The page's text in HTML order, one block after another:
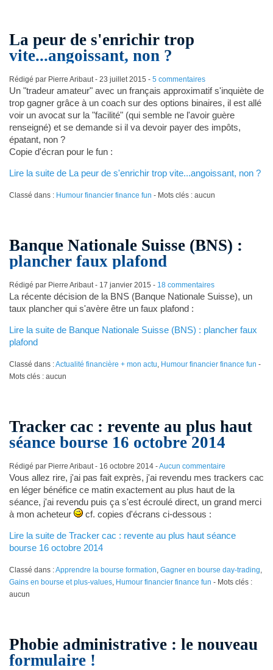
La peur de s'enrichir trop
vite...angoissant, non ?
Rédigé par Pierre Aribaut - 23 juillet 2015 - 5 commentaires
Un "tradeur amateur" avec un français approximatif s'inquiète de
trop gagner grâce à un coach sur des options binaires, il est allé
voir un avocat sur la "facilité" (qui semble ne l'avoir guère
renseigné) et se demande si il va devoir payer des impôts,
épatant, non ?
Copie d'écran pour le fun :
Lire la suite de La peur de s'enrichir trop vite...angoissant, non ?
Classé dans : Humour financier finance fun - Mots clés : aucun
Banque Nationale Suisse (BNS) :
plancher faux plafond
Rédigé par Pierre Aribaut - 17 janvier 2015 - 18 commentaires
La récente décision de la BNS (Banque Nationale Suisse), un
taux plancher qui s'avère être un faux plafond :
Lire la suite de Banque Nationale Suisse (BNS) : plancher faux
plafond
Classé dans :Actualité financière + mon actu Humour financier finance fun -
Mots clés : aucun
Tracker cac : revente au plus haut
séance bourse 16 octobre 2014
Rédigé par Pierre Aribaut - 16 octobre 2014-Aucun commentaire
Vous allez rire, j'ai pas fait exprès, j'ai revendu mes trackers cac
en léger bénéfice ce matin exactement au plus haut de la
séance, j'ai revendu puis ça s'est écroulé direct, un grand merci
à mon acheteur
cf. copies d'écrans ci-dessous :
Lire la suite de Tracker cac : revente au plus haut séance
bourse 16 octobre 2014
Classé dans :Apprendre la bourse formation Gagner en bourse day-trading
Gains en bourse et plus-values, Humour financier finance fun - Mots clés :
aucun
Phobie administrative : le nouveau
formulaire !